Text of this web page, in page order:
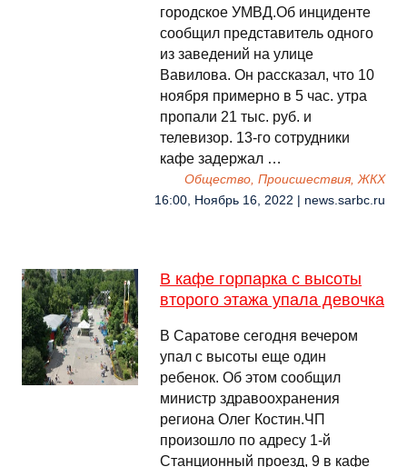
городское УМВД.Об инциденте
сообщил представитель одного
из заведений на улице
Вавилова. Он рассказал, что 10
ноября примерно в 5 час. утра
пропали 21 тыс. руб. и
телевизор. 13-го сотрудники
кафе задержал …
Общество, Происшествия, ЖКХ
16:00, Ноябрь 16, 2022 | news.sarbc.ru
В кафе горпарка с высоты
второго этажа упала девочка
В Саратове сегодня вечером
упал с высоты еще один
ребенок. Об этом сообщил
министр здравоохранения
региона Олег Костин.ЧП
произошло по адресу 1-й
Станционный проезд, 9 в кафе